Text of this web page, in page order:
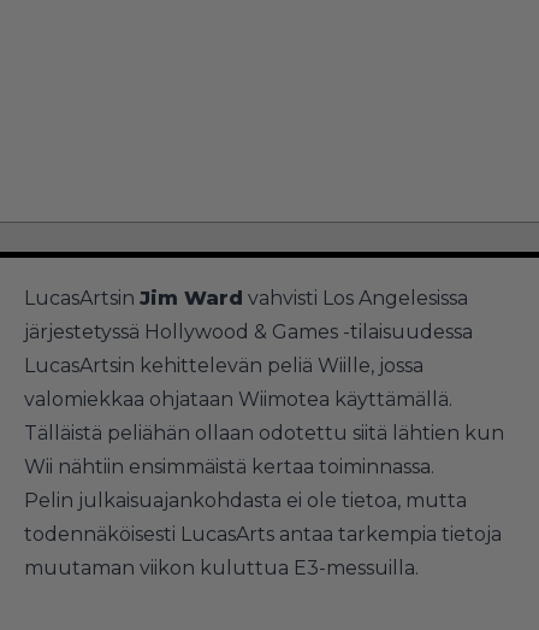
LucasArtsin Jim Ward vahvisti Los Angelesissa
järjestetyssä Hollywood & Games -tilaisuudessa
LucasArtsin kehittelevän peliä Wiille, jossa
valomiekkaa ohjataan Wiimotea käyttämällä.
Tälläistä peliähän ollaan odotettu siitä lähtien kun
Wii nähtiin ensimmäistä kertaa toiminnassa.
Pelin julkaisuajankohdasta ei ole tietoa, mutta
todennäköisesti LucasArts antaa tarkempia tietoja
muutaman viikon kuluttua E3-messuilla.